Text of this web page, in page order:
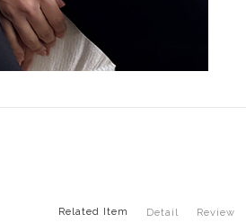
Related Item Detail Review